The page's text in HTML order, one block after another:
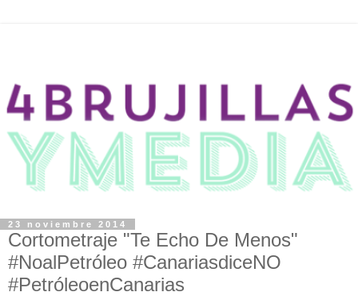
23 noviembre 2014
Cortometraje "Te Echo De Menos"
#NoalPetróleo #CanariasdiceNO
#PetróleoenCanarias